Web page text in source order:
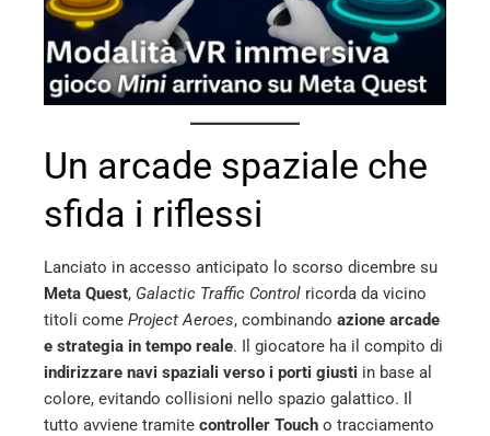
Un arcade spaziale che
sfida i riflessi
Lanciato in accesso anticipato lo scorso dicembre su
Meta Quest, Galactic Traffic Control ricorda da vicino
titoli come Project Aeroes, combinando azione arcade
e strategia in tempo reale. Il giocatore ha il compito di
indirizzare navi spaziali verso i porti giusti in base al
colore, evitando collisioni nello spazio galattico. Il
tutto avviene tramite controller Touch o tracciamento